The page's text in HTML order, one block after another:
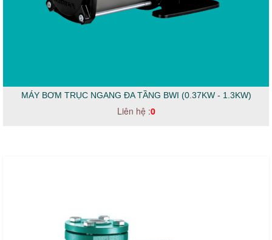
MÁY BƠM TRỤC NGANG ĐA TẦNG BWI (0.37KW - 1.3KW)
Liên hệ :0